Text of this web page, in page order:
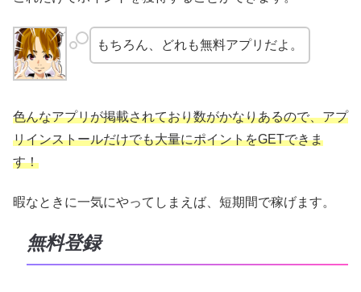
もちろん、どれも無料アプリだよ。
色んなアプリが掲載されており数がかなりあるので、アプ
リインストールだけでも大量にポイントをGETできま
す！
暇なときに一気にやってしまえば、短期間で稼げます。
無料登録